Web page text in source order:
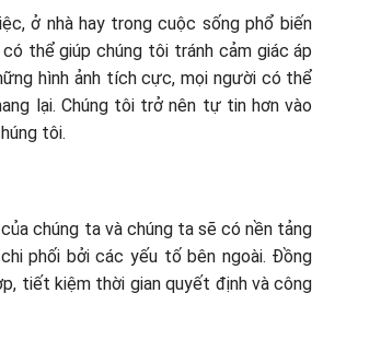
ở nhà hay trong cuộc sống phổ biến
thể giúp chúng tôi tránh cảm giác áp
hình ảnh tích cực, mọi người có thể
lại. Chúng tôi trở nên tự tin hơn vào
tôi.
chúng ta và chúng ta sẽ có nền tảng
phối bởi các yếu tố bên ngoài. Đồng
tiết kiệm thời gian quyết định và công